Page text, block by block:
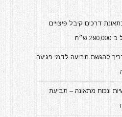
דרכים קיבל פיצויים
ש״ח
211 – מדריך להגשת תביעה לדמי פגיעה
ונכות מתאונה – תביעת